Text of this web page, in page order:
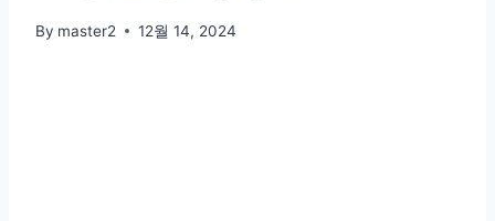
By master2 12월 14, 2024